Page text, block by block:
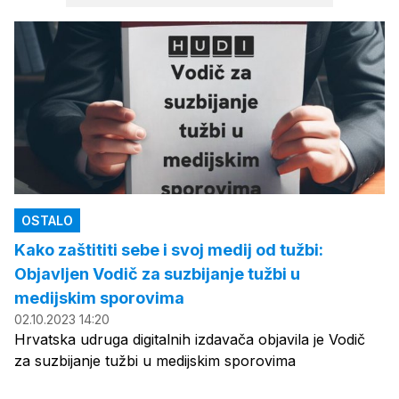
OSTALO
Kako zaštititi sebe i svoj medij od tužbi:
Objavljen Vodič za suzbijanje tužbi u
medijskim sporovima
02.10.2023 14:20
Hrvatska udruga digitalnih izdavača objavila je Vodič
za suzbijanje tužbi u medijskim sporovima